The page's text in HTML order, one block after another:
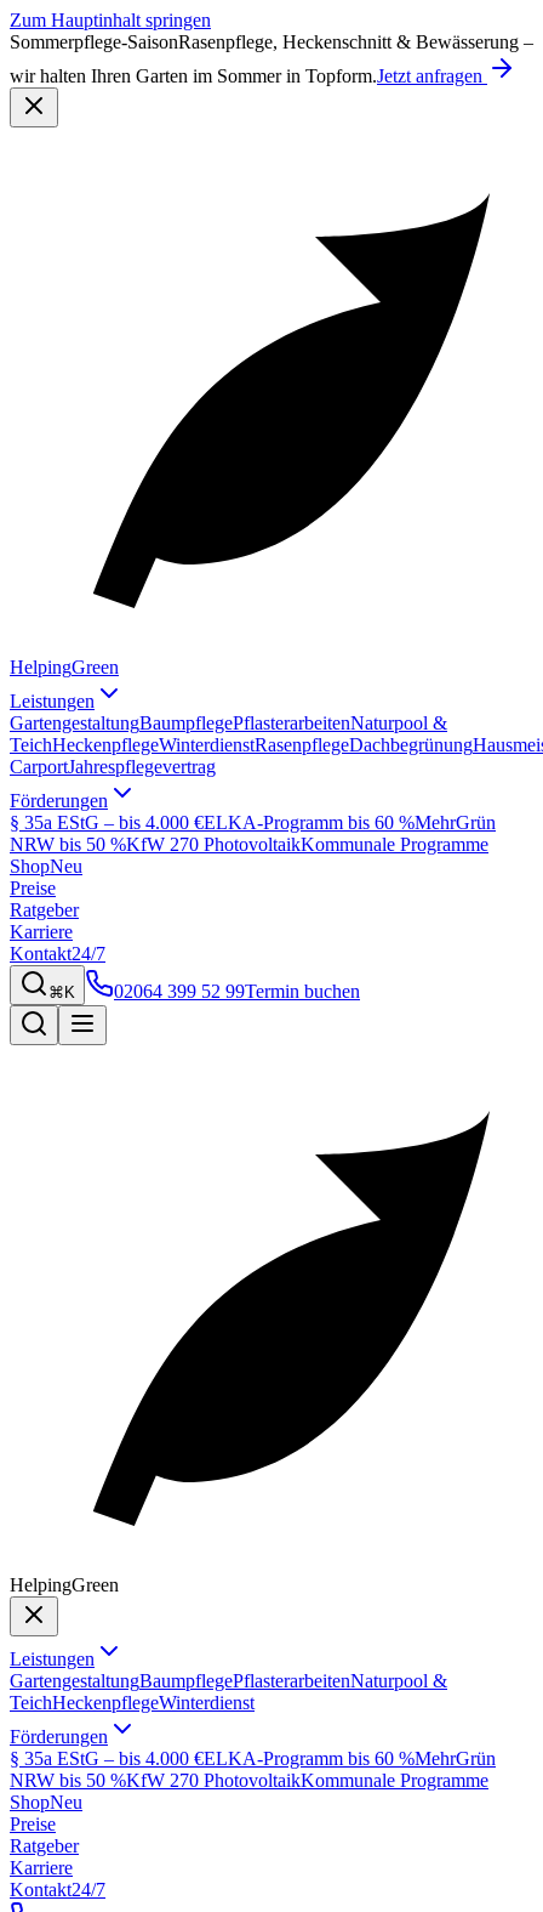
Zum Hauptinhalt springen
Sommerpflege-SaisonRasenpflege, Heckenschnitt & Bewässerung –
wir halten Ihren Garten im Sommer in Topform.Jetzt anfragen
HelpingGreen
Leistungen
GartengestaltungBaumpflegePflasterarbeitenNaturpool &
TeichHeckenpflegeWinterdienstRasenpflegeDachbegrünung
CarportJahrespflegevertrag
Förderungen
§ 35a EStG – bis 4.000 €ELKA-Programm bis 60 %MehrGrün
NRW bis 50 %KfW 270 PhotovoltaikKommunale Programme
ShopNeu
Preise
Ratgeber
Karriere
Kontakt24/7
⌘K 02064 399 52 99Termin buchen
HelpingGreen
Leistungen
GartengestaltungBaumpflegePflasterarbeitenNaturpool &
TeichHeckenpflegeWinterdienst
Förderungen
§ 35a EStG – bis 4.000 €ELKA-Programm bis 60 %MehrGrün
NRW bis 50 %KfW 270 PhotovoltaikKommunale Programme
ShopNeu
Preise
Ratgeber
Karriere
Kontakt24/7